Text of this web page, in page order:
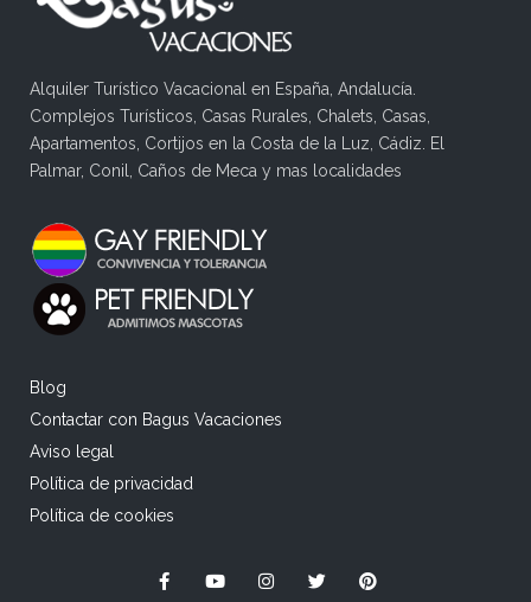
Alquiler Turístico Vacacional en España, Andalucía.
Complejos Turísticos, Casas Rurales, Chalets, Casas,
Apartamentos, Cortijos en la Costa de la Luz, Cádiz. El
Palmar, Conil, Caños de Meca y mas localidades
Blog
Contactar con Bagus Vacaciones
Aviso legal
Política de privacidad
Política de cookies